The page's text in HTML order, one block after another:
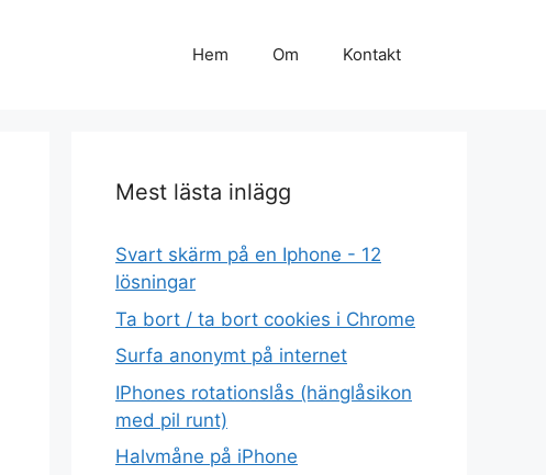
Hem Om Kontakt
Mest lästa inlägg
Svart skärm på en Iphone - 12
lösningar
Ta bort / ta bort cookies i Chrome
Surfa anonymt på internet
IPhones rotationslås (hänglåsikon
med pil runt)
Halvmåne på iPhone